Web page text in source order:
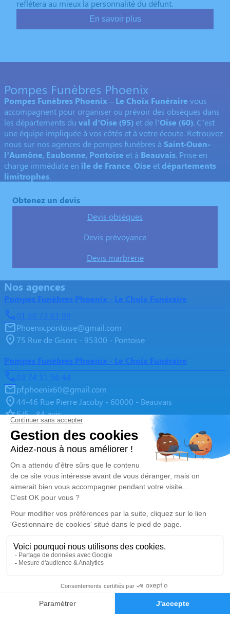
Demande de devis
reflétera au mieux la personnalité du défunt.
En savoir plus
Pompes Funèbres Phoenix
Pompes Funèbres Phoenix – Le Choix Funéraire vous
accompagnent pour organiser ou prévoir des obsèques dans
les départements du val d’Oise (95) et de l’Oise (60). C’est
une équipe impliquée à vos côtés et à votre écoute. Retrouvez-
nous sur nos agences de pompes funèbres à Saint-Ouen-
l’Aumône, Eaubonne, Pontoise et à Beauvais. Prise en
charge immédiate en île de France, Oise etdépartements
limitrophes.
Obtenez un devis
Devis obsèques
Devis prévoyance
Devis marbrerie
Nos agences
Pompes Funèbres Phoenix - Le Choix Funéraire
01 30 73 61 99
Phoenix.pontoise@gmail.com
75 Rue de Gisors - 95300 - Pontoise
Pompes Funèbres Phoenix - Le Choix Funéraire
03 74 11 56 44
pf.phoenix60@gmail.com
44-46 Rue Pierre Jacoby - 60000 - Beauvais
5/5 - 84 avis
Pompes Funèbres Phoenix - Le Choix Funéraire
01 84 14 85 50
phoenix95600@gmail.com
40 Rue du Général Leclerc - 95600 - Eaubonne
4.9/5 - 205 avis
Pompes Funèbres Phoenix - Le Choix Funéraire
01 86 61 17 12
32 Rue du Général Leclerc - 95310 - Saint-Ouen-l'Aumône
4.9/5 - 133 avis
Organiser des obsèques
Prévoir ses obsèques
Avis de décès
Demande de rendez-vous en
agence